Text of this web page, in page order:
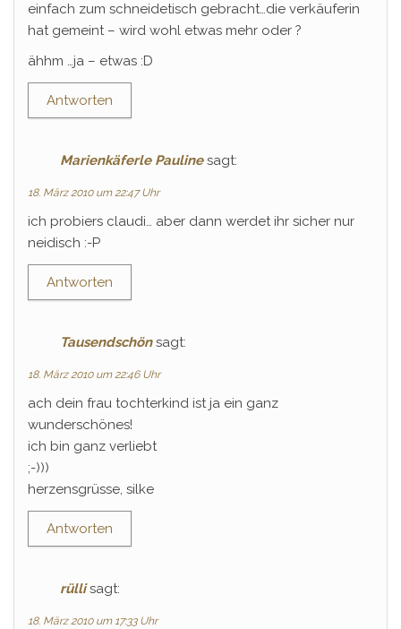
einfach zum schneidetisch gebracht…die verkäuferin
hat gemeint – wird wohl etwas mehr oder ?
ähhm …ja – etwas :D
Antworten
Marienkäferle Pauline sagt:
18. März 2010 um 22:47 Uhr
ich probiers claudi… aber dann werdet ihr sicher nur
neidisch :-P
Antworten
Tausendschön sagt:
18. März 2010 um 22:46 Uhr
ach dein frau tochterkind ist ja ein ganz
wunderschönes!
ich bin ganz verliebt
;-)))
herzensgrüsse, silke
Antworten
rülli sagt:
18. März 2010 um 17:33 Uhr